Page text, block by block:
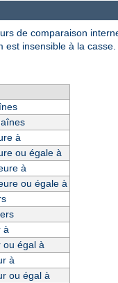
de comparaison
est insensible à la
à
ou égale à
à
ou égale à
à
ou égal à
à
ou égal à